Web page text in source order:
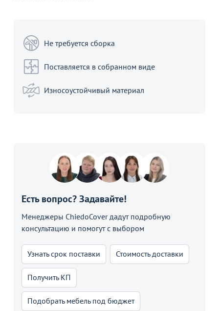
Не требуется сборка
Поставляется в собранном виде
Износоустойчивый материал
Есть вопрос? Задавайте!
Менеджеры ChiedoCover дадут подробную
консультацию и помогут с выбором
Узнать срок поставки Стоимость доставки
Получить КП
Подобрать мебель под бюджет